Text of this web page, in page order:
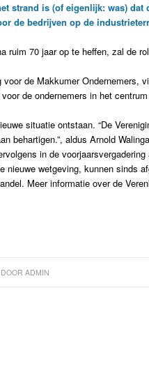
strand is (of eigenlijk: was) dat
de bedrijven op de
70 jaar op te heffen, zal de
de Makkumer Ondernemers,
de ondernemers in het
situatie ontstaan. “De
behartigen.”, aldus Arnold
in de voorjaarsvergadering
wetgeving, kunnen sinds
Meer informatie over de
DOORADMIN